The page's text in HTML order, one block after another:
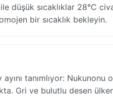
düşük sıcaklıklar 28°C
bir sıcaklık bekleyin.
ayını tanımlıyor:
Gri ve bulutlu desen